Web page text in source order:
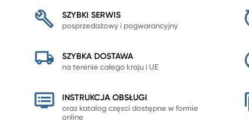
SZYBKI SERWIS
posprzedażowy i pogwarancyjny
SZYBKA DOSTAWA
na terenie całego kraju i UE
INSTRUKCJA OBSŁUGI
oraz katalog częsci dostępne w formie
online